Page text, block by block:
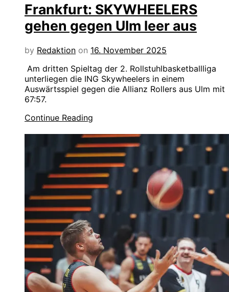
Frankfurt: SKYWHEELERS
gehen gegen Ulm leer aus
by Redaktion on 16. November 2025
Am dritten Spieltag der 2. Rollstuhlbasketballliga
unterliegen die ING Skywheelers in einem
Auswärtsspiel gegen die Allianz Rollers aus Ulm mit
67:57.
Continue Reading